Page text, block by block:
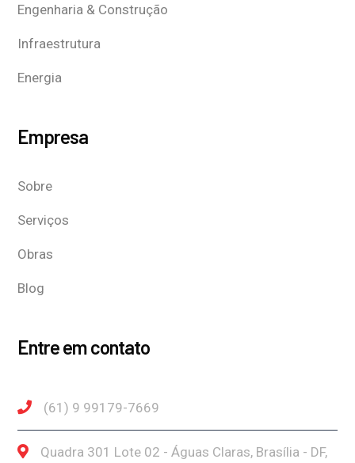
Engenharia & Construção
Infraestrutura
Energia
Empresa
Sobre
Serviços
Obras
Blog
Entre em contato
(61) 9 99179-7669
Quadra 301 Lote 02 - Águas Claras, Brasília - DF,